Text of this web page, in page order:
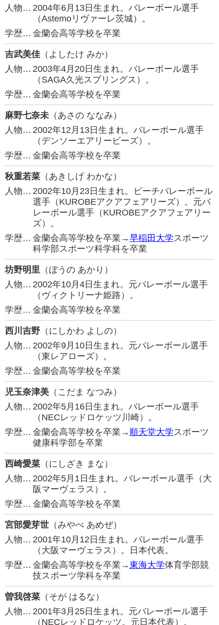
人物… 2004年6月13日生まれ。バレーボール選手
（Astemoリヴァーレ茨城）。
学歴… 金蘭会高等学校を卒業
吉武美佳 （よしたけ みか）
人物… 2003年4月20日生まれ。バレーボール選手
（SAGA久光スプリングス）。
学歴… 金蘭会高等学校を卒業
麻野七奈未 （あさの ななみ）
人物… 2002年12月13日生まれ。バレーボール選手
（デンソーエアリービーズ）。
学歴… 金蘭会高等学校を卒業
秋重若菜 （あきしげ わかな）
人物… 2002年10月23日生まれ。ビーチバレーボール
選手（KUROBEアクアフェアリーズ）。元バ
レーボール選手（KUROBEアクアフェアリー
ズ）。
学歴… 金蘭会高等学校を卒業→早稲田大学スポーツ
科学部スポーツ科学科を卒業
坊野明里 （ぼうの あかり）
人物… 2002年10月4日生まれ。元バレーボール選手
（ヴィクトリーナ姫路）。
学歴… 金蘭会高等学校を卒業
西川吉野 （にしかわ よしの）
人物… 2002年9月10日生まれ。元バレーボール選手
（東レアローズ）。
学歴… 金蘭会高等学校を卒業
児玉奈津美 （こだま なつみ）
人物… 2002年5月16日生まれ。バレーボール選手
（NECレッドロケッツ川崎）。
学歴… 金蘭会高等学校を卒業→ 順天堂大学スポーツ
健康科学部を卒業
西崎愛菜 （にしざき まな）
人物… 2002年5月1日生まれ。バレーボール選手（大
阪マーヴェラス）。
学歴… 金蘭会高等学校を卒業
宮部愛芽世 （みやべ あめぜ）
人物… 2001年10月12日生まれ。バレーボール選手
（大阪マーヴェラス）。日本代表。
学歴… 金蘭会高等学校を卒業→東海大学体育学部競
技スポーツ学科を卒業
曽我啓菜 （そが はるな）
人物… 2001年3月25日生まれ。元バレーボール選手
（NECレッドロケッツ。元日本代表）。